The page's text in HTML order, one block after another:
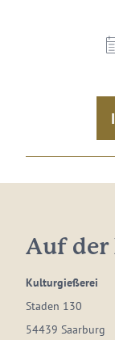
Auf der
Kulturgießerei
Staden 130
54439 Saarburg